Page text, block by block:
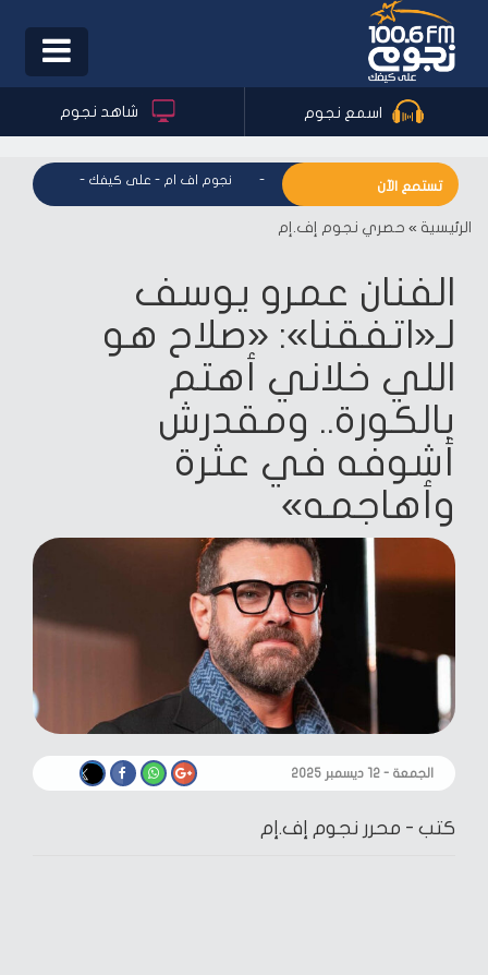
Toggle
اسمع نجوم شاهد نجوم
تستمع الآن
نجوم اف ام - على كيفك - نجوم اف ام - على كيفك نجوم اف
الرئيسية » حصري نجوم إف.إم
الفنان عمرو يوسف
لـ«اتفقنا»: «صلاح هو
اللي خلاني أهتم
بالكورة.. ومقدرش
أشوفه في عثرة
وأهاجمه»
الجمعة - ١٢ ديسمبر ٢٠٢٥
كتب - محرر نجوم إف.إم